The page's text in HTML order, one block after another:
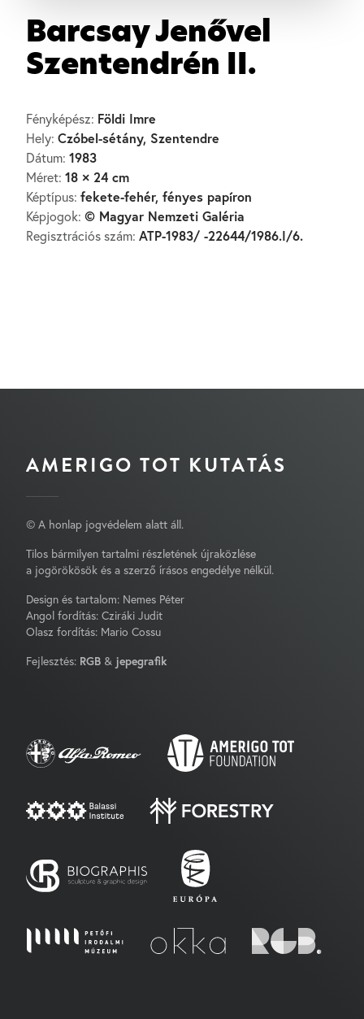
Barcsay Jenővel
Szentendrén II.
Fényképész: Földi Imre
Hely: Czóbel-sétány, Szentendre
Dátum: 1983
Méret: 18 × 24 cm
Képtípus: fekete-fehér, fényes papíron
Képjogok: © Magyar Nemzeti Galéria
Regisztrációs szám: ATP-1983/ -22644/1986.I/6.
AMERIGO TOT KUTATÁS
© A honlap jogvédelem alatt áll.
Tilos bármilyen tartalmi részletének újraközlése
a jogörökösök és a szerző írásos engedélye nélkül.
Design és tartalom: Nemes Péter
Angol fordítás: Cziráki Judit
Olasz fordítás: Mario Cossu
Fejlesztés: RGB & jepegrafik